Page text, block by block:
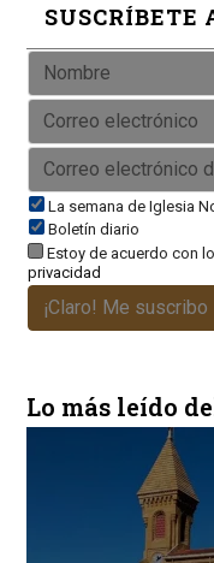
SUSCRÍBETE
La semana de Iglesia
Boletín diario
Estoy de acuerdo con
privacidad
¡Claro! Me suscribo
Lo más leído